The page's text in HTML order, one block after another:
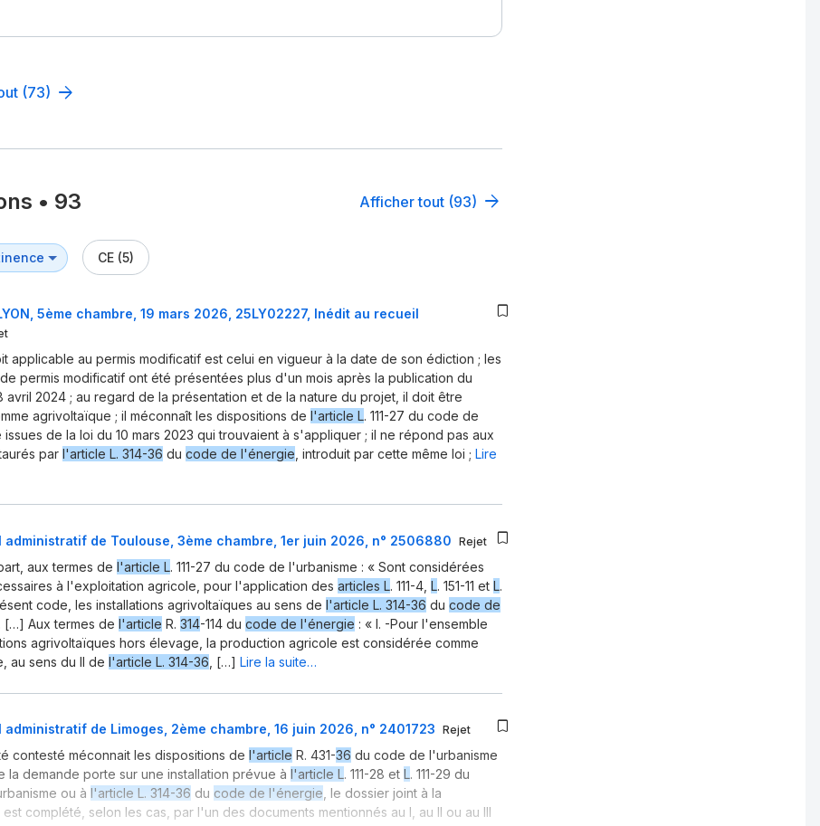
(73)
• 93 Afficher tout (93)
CE (5)
5ème chambre, 19 mars 2026, 25LY02227, Inédit au recueil
applicable au permis modificatif est celui en vigueur à la date de son édiction ; les
permis modificatif ont été présentées plus d'un mois après la publication du
avril 2024 ; au regard de la présentation et de la nature du projet, il doit être
agrivoltaïque ; il méconnaît les dispositions de l'article L. 111-27 du code de
issues de la loi du 10 mars 2023 qui trouvaient à s'appliquer ; il ne répond pas aux
par l'article L. 314-36 du code de l'énergie , introduit par cette même loi ; Lire
administratif de Toulouse, 3ème chambre, 1er juin 2026, n° 2506880 Rejet
aux termes de l'article L. 111-27 du code de l'urbanisme : « Sont considérées
à l'exploitation agricole, pour l'application des articles L. 111-4, L. 151-11 et L.
code, les installations agrivoltaïques au sens de l'article L. 314-36 du code de
[…] Aux termes de l'article R. 314-114 du code de l'énergie : « I. -Pour l'ensemble
agrivoltaïques hors élevage, la production agricole est considérée comme
au sens du II de l'article L. 314-36 , […] Lire la suite…
administratif de Limoges, 2ème chambre, 16 juin 2026, n° 2401723 Rejet
contesté méconnait les dispositions de l'article R. 431-36 du code de l'urbanisme
la demande porte sur une installation prévue à l'article L. 111-28 et L. 111-29 du
ou à l'article L. 314-36 du code de l'énergie , le dossier joint à la
complété, selon les cas, par l'un des documents mentionnés au I, au II ou au III